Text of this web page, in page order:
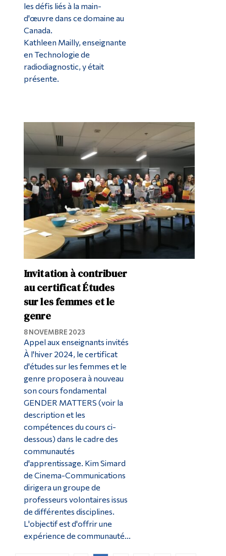
les défis liés à la main-
d'œuvre dans ce domaine au
Canada.
Kathleen Mailly, enseignante
en Technologie de
radiodiagnostic, y était
présente.
Invitation à contribuer
au certificat Études
sur les femmes et le
genre
8 NOVEMBRE 2023
Appel aux enseignants invités
À l'hiver 2024, le certificat
d'études sur les femmes et le
genre proposera à nouveau
son cours fondamental
GENDER MATTERS (voir la
description et les
compétences du cours ci-
dessous) dans le cadre des
communautés
d'apprentissage. Kim Simard
de Cinema-Communications
dirigera un groupe de
professeurs volontaires issus
de différentes disciplines.
L'objectif est d'offrir une
expérience de communauté...